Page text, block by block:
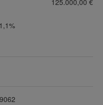
125.000,00 €
1,1%